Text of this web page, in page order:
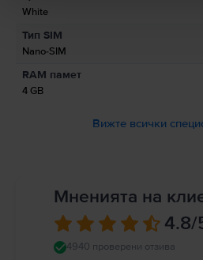
Информация относно
свързани с продукта.
White
Тип SIM
Nano-SIM
RAM памет
4 GB
Вижте всички
Мненията на
4.8/
4940 проверени отзива